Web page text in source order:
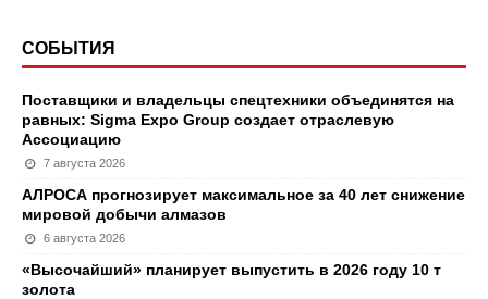
СОБЫТИЯ
Поставщики и владельцы спецтехники объединятся на
равных: Sigma Expo Group создает отраслевую
Ассоциацию
7 августа 2026
АЛРОСА прогнозирует максимальное за 40 лет снижение
мировой добычи алмазов
6 августа 2026
«Высочайший» планирует выпустить в 2026 году 10 т
золота